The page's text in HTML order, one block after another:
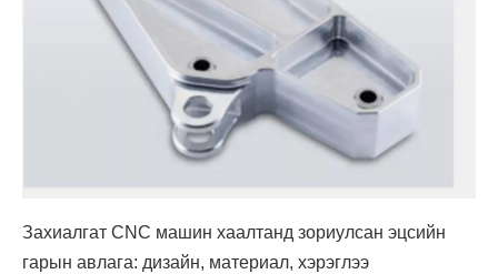
Захиалгат CNC машин хаалтанд зориулсан эцсийн
гарын авлага: дизайн, материал, хэрэглээ